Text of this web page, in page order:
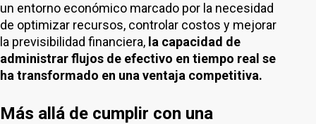
un entorno económico marcado por la necesidad
de optimizar recursos, controlar costos y mejorar
la previsibilidad financiera, la capacidad de
administrar flujos de efectivo en tiempo real se
ha transformado en una ventaja competitiva.
Más allá de cumplir con una